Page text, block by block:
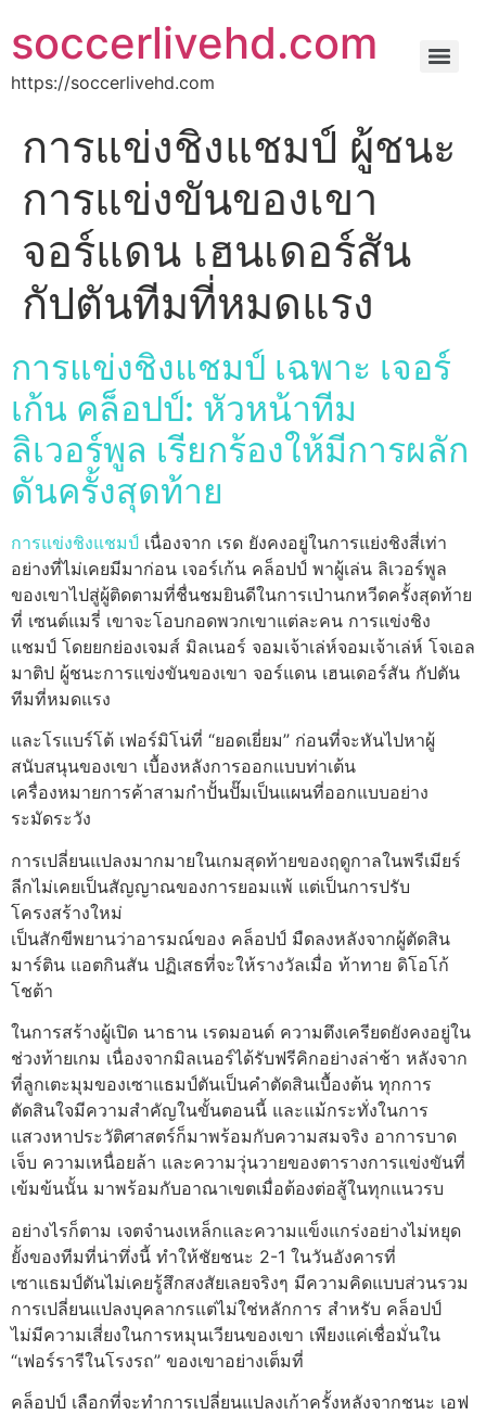
soccerlivehd.com
https://soccerlivehd.com
การแข่งชิงแชมป์ ผู้ชนะ
การแข่งขันของเขา
จอร์แดน เฮนเดอร์สัน
กัปตันทีมที่หมดแรง
การแข่งชิงแชมป์ เฉพาะ เจอร์
เก้น คล็อปป์: หัวหน้าทีม
ลิเวอร์พูล เรียกร้องให้มีการผลัก
ดันครั้งสุดท้าย
การแข่งชิงแชมป์ เนื่องจาก เรด ยังคงอยู่ในการแย่งชิงสี่เท่า
อย่างที่ไม่เคยมีมาก่อน เจอร์เก้น คล็อปป์ พาผู้เล่น ลิเวอร์พูล
ของเขาไปสู่ผู้ติดตามที่ชื่นชมยินดีในการเป่านกหวีดครั้งสุดท้าย
ที่ เซนต์แมรี่ เขาจะโอบกอดพวกเขาแต่ละคน การแข่งชิง
แชมป์ โดยยกย่องเจมส์ มิลเนอร์ จอมเจ้าเล่ห์จอมเจ้าเล่ห์ โจเอล
มาติป ผู้ชนะการแข่งขันของเขา จอร์แดน เฮนเดอร์สัน กัปตัน
ทีมที่หมดแรง
และโรแบร์โต้ เฟอร์มิโน่ที่ “ยอดเยี่ยม” ก่อนที่จะหันไปหาผู้
สนับสนุนของเขา เบื้องหลังการออกแบบท่าเต้น
เครื่องหมายการค้าสามกำปั้นปั๊มเป็นแผนที่ออกแบบอย่าง
ระมัดระวัง
การเปลี่ยนแปลงมากมายในเกมสุดท้ายของฤดูกาลในพรีเมียร์
ลีกไม่เคยเป็นสัญญาณของการยอมแพ้ แต่เป็นการปรับ
โครงสร้างใหม่
เป็นสักขีพยานว่าอารมณ์ของ คล็อปป์ มืดลงหลังจากผู้ตัดสิน
มาร์ติน แอตกินสัน ปฏิเสธที่จะให้รางวัลเมื่อ ท้าทาย ดิโอโก้
โชต้า
ในการสร้างผู้เปิด นาธาน เรดมอนด์ ความตึงเครียดยังคงอยู่ใน
ช่วงท้ายเกม เนื่องจากมิลเนอร์ได้รับฟรีคิกอย่างล่าช้า หลังจาก
ที่ลูกเตะมุมของเซาแธมป์ตันเป็นคำตัดสินเบื้องต้น ทุกการ
ตัดสินใจมีความสำคัญในขั้นตอนนี้ และแม้กระทั่งในการ
แสวงหาประวัติศาสตร์ก็มาพร้อมกับความสมจริง อาการบาด
เจ็บ ความเหนื่อยล้า และความวุ่นวายของตารางการแข่งขันที่
เข้มข้นนั้น มาพร้อมกับอาณาเขตเมื่อต้องต่อสู้ในทุกแนวรบ
อย่างไรก็ตาม เจตจำนงเหล็กและความแข็งแกร่งอย่างไม่หยุด
ยั้งของทีมที่น่าทึ่งนี้ ทำให้ชัยชนะ 2-1 ในวันอังคารที่
เซาแธมป์ตันไม่เคยรู้สึกสงสัยเลยจริงๆ มีความคิดแบบส่วนรวม
การเปลี่ยนแปลงบุคลากรแต่ไม่ใช่หลักการ สำหรับ คล็อปป์
ไม่มีความเสี่ยงในการหมุนเวียนของเขา เพียงแค่เชื่อมั่นใน
“เฟอร์รารีในโรงรถ” ของเขาอย่างเต็มที่
คล็อปป์ เลือกที่จะทำการเปลี่ยนแปลงเก้าครั้งหลังจากชนะ เอฟ